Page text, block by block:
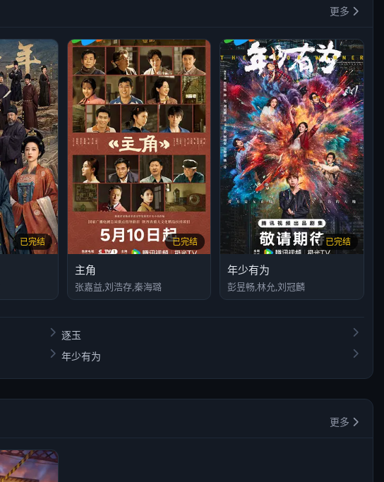
更多
已完结 已完结
主角
张嘉益,刘浩存,秦海璐
已完结
年少有为
彭昱畅,林允,刘冠麟
逐玉
年少有为
更多